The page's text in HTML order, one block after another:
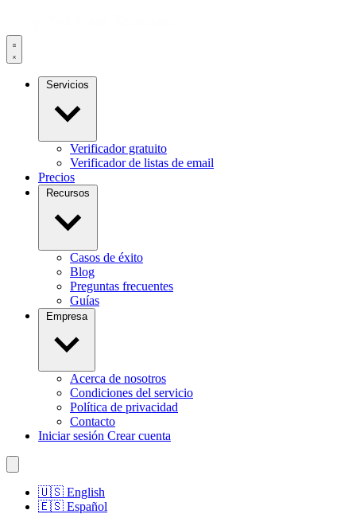
Servicios
Verificador gratuito
Verificador de listas de email
Precios
Recursos
Casos de éxito
Blog
Preguntas frecuentes
Guías
Empresa
Acerca de nosotros
Condiciones del servicio
Política de privacidad
Contacto
Iniciar sesión Crear cuenta
🇺🇸 English
🇪🇸 Español